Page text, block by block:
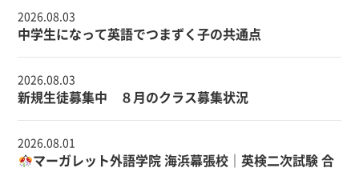
中学生になって英語でつまずく子の共通点
2026.08.03
新規生徒募集中 ８月のクラス募集状況
2026.08.03
マーガレット外語学院 海浜幕張校｜英検二次試験 合
2026.08.01